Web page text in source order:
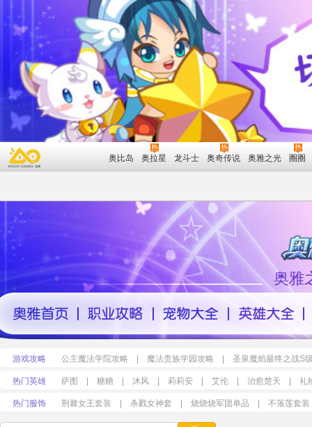
奥比岛 奥拉星 龙斗士 奥奇传说 奥雅之光 圈圈
奥雅
游戏攻略 公主魔法学院攻略 魔法贵族学园攻略 圣泉魔焰最终之战S
热门英雄 萨图 糖糖 沐风 莉莉安 艾伦 治愈楚天 礼
热门服饰 荆棘女王套装 杀戮女神套 烧烧烧军团单品 不落莲套装